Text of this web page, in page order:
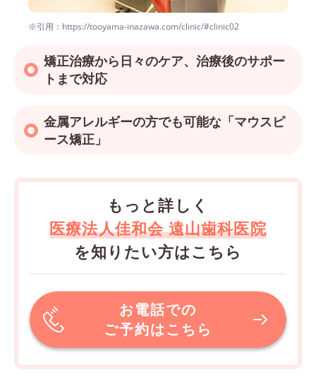
※引用：https://tooyama-inazawa.com/clinic/#clinic02
矯正治療から日々のケア、治療後のサポー
トまで対応
金属アレルギーの方でも可能な「マウスピ
ース矯正」
もっと詳しく
医療法人佳和会 遠山歯科医院
を知りたい方はこちら
お電話での
ご予約はこちら